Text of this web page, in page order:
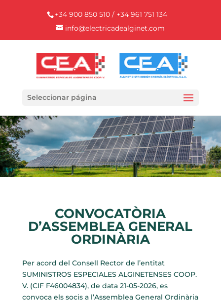
+34 900 850 510 / +34 961 751 134
info@electricadealginet.com
Seleccionar página
CONVOCATÒRIA
D’ASSEMBLEA GENERAL
ORDINÀRIA
Per acord del Consell Rector de l’entitat
SUMINISTROS ESPECIALES ALGINETENSES COOP.
V. (CIF F46004834), de data 21-05-2026, es
convoca els socis a l’Assemblea General Ordinària